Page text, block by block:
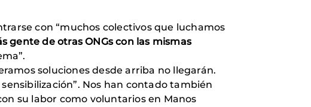
con “muchos colectivos que luchamos
gente de otras ONGs con las mismas
soluciones desde arriba no llegarán.
Nos han contado también
su labor como voluntarios en Manos